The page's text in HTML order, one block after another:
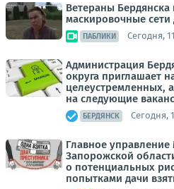
Ветераны Бердянска
маскировочные
ПАБЛИКИ Сегодня,
Администрация
округа приглашает
целеустремленных,
на следующие
БЕРДЯНСК Сегодня,
Главное
Запорожской
о потенциальных
попытками дачи